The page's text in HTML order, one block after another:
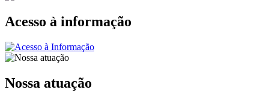
Acesso à informação
Nossa atuação